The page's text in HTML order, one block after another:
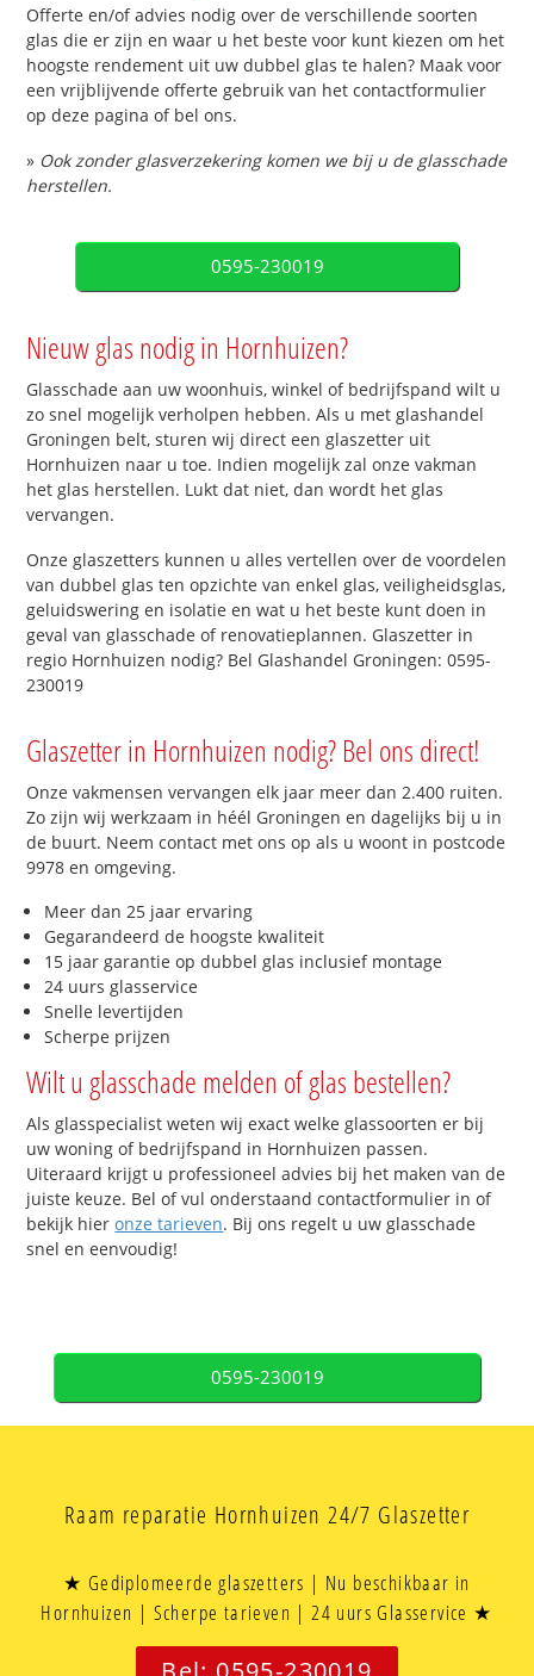
Offerte en/of advies nodig over de verschillende soorten
glas die er zijn en waar u het beste voor kunt kiezen om het
hoogste rendement uit uw dubbel glas te halen? Maak voor
een vrijblijvende offerte gebruik van het contactformulier
op deze pagina of bel ons.
» Ook zonder glasverzekering komen we bij u de glasschade
herstellen.
0595-230019
Nieuw glas nodig in Hornhuizen?
Glasschade aan uw woonhuis, winkel of bedrijfspand wilt u
zo snel mogelijk verholpen hebben. Als u met glashandel
Groningen belt, sturen wij direct een glaszetter uit
Hornhuizen naar u toe. Indien mogelijk zal onze vakman
het glas herstellen. Lukt dat niet, dan wordt het glas
vervangen.
Onze glaszetters kunnen u alles vertellen over de voordelen
van dubbel glas ten opzichte van enkel glas, veiligheidsglas,
geluidswering en isolatie en wat u het beste kunt doen in
geval van glasschade of renovatieplannen. Glaszetter in
regio Hornhuizen nodig? Bel Glashandel Groningen: 0595-
230019
Glaszetter in Hornhuizen nodig? Bel ons direct!
Onze vakmensen vervangen elk jaar meer dan 2.400 ruiten.
Zo zijn wij werkzaam in héél Groningen en dagelijks bij u in
de buurt. Neem contact met ons op als u woont in postcode
9978 en omgeving.
Meer dan 25 jaar ervaring
Gegarandeerd de hoogste kwaliteit
15 jaar garantie op dubbel glas inclusief montage
24 uurs glasservice
Snelle levertijden
Scherpe prijzen
Wilt u glasschade melden of glas bestellen?
Als glasspecialist weten wij exact welke glassoorten er bij
uw woning of bedrijfspand in Hornhuizen passen.
Uiteraard krijgt u professioneel advies bij het maken van de
juiste keuze. Bel of vul onderstaand contactformulier in of
bekijk hieronze tarieven. Bij ons regelt u uw glasschade
snel en eenvoudig!
0595-230019
Raam reparatie Hornhuizen 24/7 Glaszetter
★ Gediplomeerde glaszetters | Nu beschikbaar in
Hornhuizen | Scherpe tarieven | 24 uurs Glasservice ★